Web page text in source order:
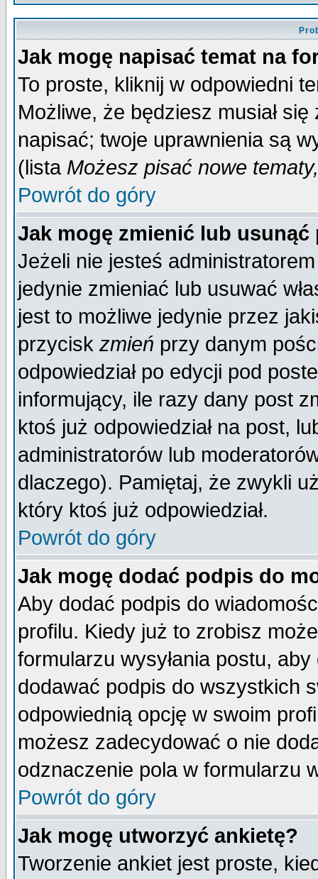
Jak mogę napisać temat na
To proste, kliknij w odpowiedni
Możliwe, że będziesz musiał
napisać; twoje uprawnienia są
(lista Możesz pisać nowe
Powrót do góry
Jak mogę zmienić lub usunąć
Jeżeli nie jesteś
jedynie zmieniać lub usuwać
jest to możliwe jedynie przez
przycisk zmień przy danym
odpowiedział po edycji pod
informujący, ile razy dany post
ktoś już odpowiedział na post,
administratorów lub
dlaczego). Pamiętaj, że zwykli
który ktoś już odpowiedział.
Powrót do góry
Jak mogę dodać podpis do
Aby dodać podpis do
profilu. Kiedy już to zrobisz
formularzu wysyłania postu,
dodawać podpis do wszystkich
odpowiednią opcję w swoim
możesz zadecydować o nie
odznaczenie pola w formularzu
Powrót do góry
Jak mogę utworzyć ankietę?
Tworzenie ankiet jest proste,